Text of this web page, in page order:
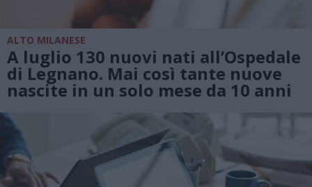
ALTO MILANESE
A luglio 130 nuovi nati all’Ospedale
di Legnano. Mai così tante nuove
nascite in un solo mese da 10 anni